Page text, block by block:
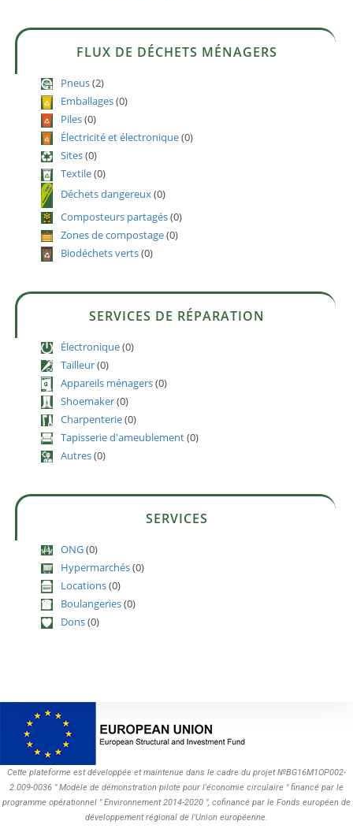
FLUX DE DÉCHETS MÉNAGERS
Pneus(2)
Emballages(0)
Piles(0)
Électricité et électronique(0)
Sites(0)
Textile(0)
Déchets dangereux(0)
Composteurs partagés(0)
Zones de compostage(0)
Biodéchets verts(0)
SERVICES DE RÉPARATION
Électronique(0)
Tailleur(0)
Appareils ménagers(0)
Shoemaker(0)
Charpenterie(0)
Tapisserie d'ameublement(0)
Autres(0)
SERVICES
ONG(0)
Hypermarchés(0)
Locations(0)
Boulangeries(0)
Dons(0)
Cette plateforme est développée et maintenue dans le cadre du projet №BG16M1OP002-
2.009-0036 " Modèle de démonstration pilote pour l'économie circulaire " financé par le
programme opérationnel " Environnement 2014-2020 ", cofinancé par le Fonds européen de
développement régional de l'Union européenne.